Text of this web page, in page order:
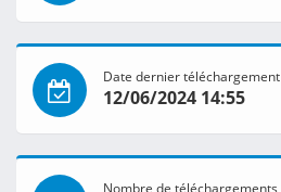
Date dernier téléchargement
12/06/2024 14:55
Nombre de téléchargements